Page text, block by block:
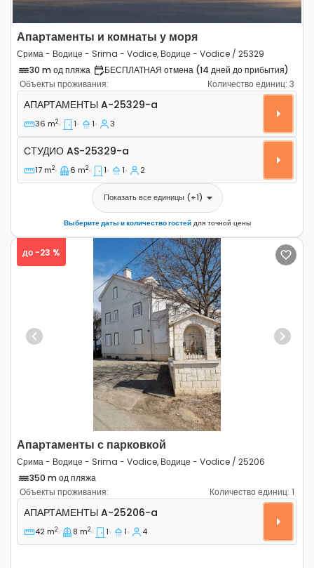
Апартаменты и комнаты у моря
Срима - Водице - Srima - Vodice, Водице - Vodice / 25329
30 m од пляжа
БЕСПЛАТНАЯ отмена (14 дней до прибытия)
Объекты проживания:
Количество единиц: 3
Однокомнатные апартаменты Срима - Водице -
АПАРТАМЕНТЫ A-25329-a
36 m2 1 1 3
Студио AS-25329-a
СТУДИО AS-25329-a
17 m2 6 m2 1 1 2
Показать все единицы(+1)
Выберите даты и количество гостейдля точной цены
Previous Next
до -23 %
Апартаменты с парковкой
Срима - Водице - Srima - Vodice, Водице - Vodice / 25206
350 m од пляжа
Объекты проживания:
Количество единиц: 1
Однокомнатные апартаменты Срима - Водице -
АПАРТАМЕНТЫ A-25206-a
42 m2 8 m2 1 1 4